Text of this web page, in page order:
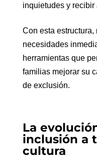
inquietudes y
Con esta
necesidades
herramientas que
familias mejorar su
de exclusión.
La
inclusión a
cultura